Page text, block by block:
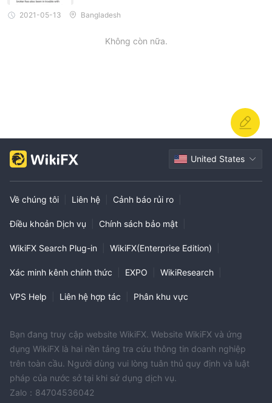
2021-05-13 Bangladesh
Không còn nữa.
United States
Về chúng tôi Liên hệ Cảnh báo rủi ro
Điều khoản Dịch vụ Chính sách bảo mật
WikiFX Search Plug-in WikiFX(Enterprise Edition)
Xác minh kênh chính thức EXPO WikiResearch
VPS Help Liên hệ hợp tác Phân khu vực
Bạn đang truy cập website WikiFX. Website WikiFX và ứng
dụng WikiFX là hai nền tảng tra cứu thông tin doanh nghiệp
trên toàn cầu. Người dùng vui lòng tuân thủ quy định và luật
pháp của nước sở tại khi sử dụng dịch vụ.
Zalo：84704536042